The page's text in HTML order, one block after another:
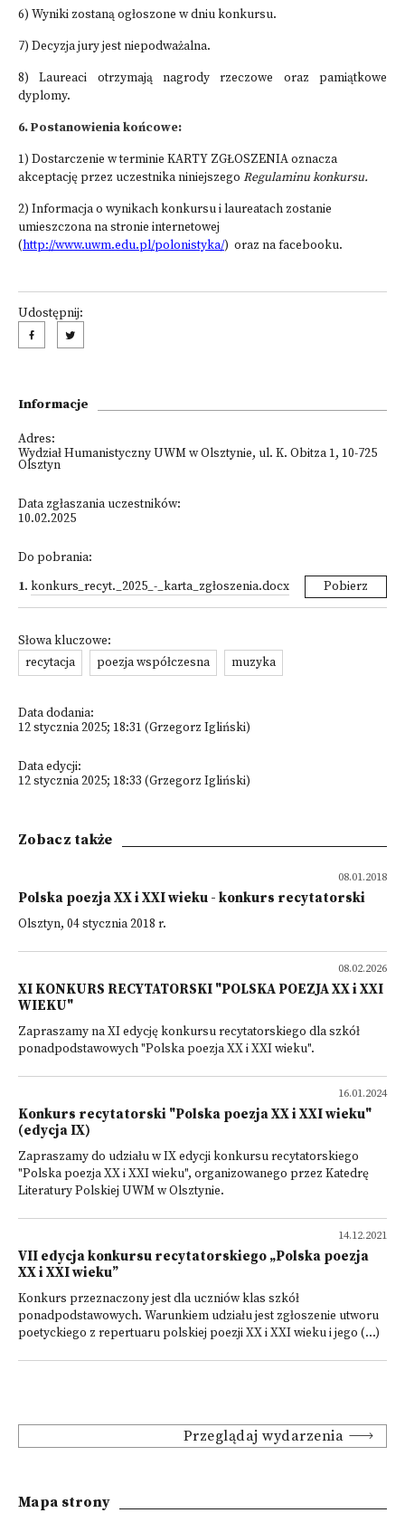
6) Wyniki zostaną ogłoszone w dniu konkursu.
7) Decyzja jury jest niepodważalna.
8) Laureaci otrzymają nagrody rzeczowe oraz pamiątkowe
dyplomy.
6. Postanowienia końcowe:
1) Dostarczenie w terminie KARTY ZGŁOSZENIA oznacza
akceptację przez uczestnika niniejszego Regulaminu konkursu.
2) Informacja o wynikach konkursu i laureatach zostanie
umieszczona na stronie internetowej
(http://www.uwm.edu.pl/polonistyka/) oraz na facebooku.
Udostępnij:
Informacje
Adres:
Wydział Humanistyczny UWM w Olsztynie, ul. K. Obitza 1, 10-725
Olsztyn
Data zgłaszania uczestników:
10.02.2025
Do pobrania:
1. konkurs_recyt._2025_-_karta_zgłoszenia.docx Pobierz
Słowa kluczowe:
recytacja
poezja współczesna muzyka
Data dodania:
12 stycznia 2025; 18:31 (Grzegorz Igliński)
Data edycji:
12 stycznia 2025; 18:33 (Grzegorz Igliński)
Zobacz także
08.01.2018
Polska poezja XX i XXI wieku - konkurs recytatorski
Olsztyn, 04 stycznia 2018 r.
08.02.2026
XI KONKURS RECYTATORSKI "POLSKA POEZJA XX i XXI
WIEKU"
Zapraszamy na XI edycję konkursu recytatorskiego dla szkół
ponadpodstawowych "Polska poezja XX i XXI wieku".
16.01.2024
Konkurs recytatorski "Polska poezja XX i XXI wieku"
(edycja IX)
Zapraszamy do udziału w IX edycji konkursu recytatorskiego
"Polska poezja XX i XXI wieku", organizowanego przez Katedrę
Literatury Polskiej UWM w Olsztynie.
14.12.2021
VII edycja konkursu recytatorskiego „Polska poezja
XX i XXI wieku”
Konkurs przeznaczony jest dla uczniów klas szkół
ponadpodstawowych. Warunkiem udziału jest zgłoszenie utworu
poetyckiego z repertuaru polskiej poezji XX i XXI wieku i jego (...)
Przeglądaj wydarzenia
Mapa strony